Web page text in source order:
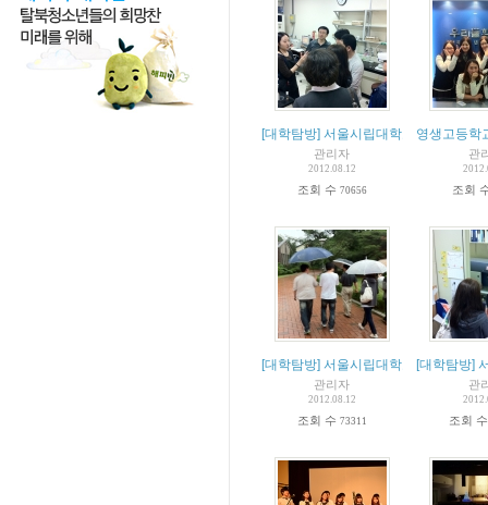
[대학탐방] 서울시립대학교대안교육기
관리자
2012.08.12
조회 수 70656
영생고등학
관
조회
[대학탐방] 서울시립대학교
관리자
2012.08.12
조회 수 73311
[대학탐방]
관
조회